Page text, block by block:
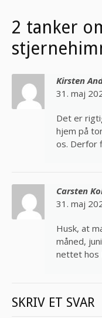
2 tanker
Kirsten
31. maj
Det er
hjem på
os. Derfor
Carsten
31. maj
Husk, at
måned,
nettet hos
SKRIV ET SVAR